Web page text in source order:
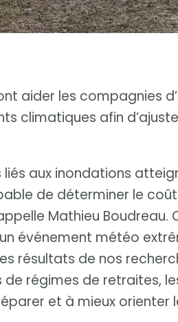
aider les compagnies
climatiques afin
aux inondations
de déterminer le
Mathieu Boudreau.
événement météo
résultats de nos
régimes de retraites,
et à mieux orienter